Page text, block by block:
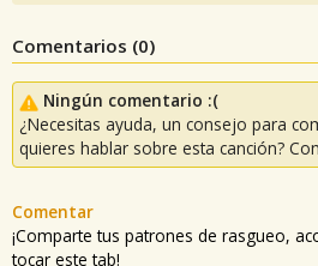
Comentarios (0)
Ningún comentario :(
¿Necesitas ayuda, un consejo para
quieres hablar sobre esta canción?
Comentar
¡Comparte tus patrones de rasgueo,
tocar este tab!